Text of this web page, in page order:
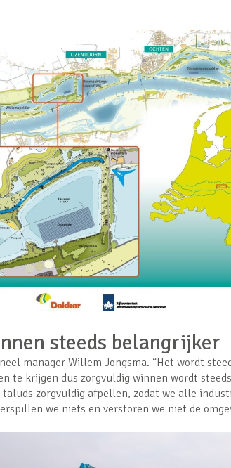
steeds belangrijker
manager Willem Jongsma. “Het wordt
te krijgen dus zorgvuldig winnen wordt
zorgvuldig afpellen, zodat we alle
we niets en verstoren we niet de